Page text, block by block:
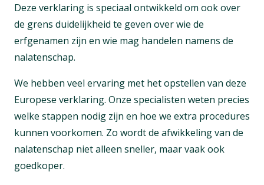
Deze verklaring is speciaal ontwikkeld om ook over
de grens duidelijkheid te geven over wie de
erfgenamen zijn en wie mag handelen namens de
nalatenschap.
We hebben veel ervaring met het opstellen van deze
Europese verklaring. Onze specialisten weten precies
welke stappen nodig zijn en hoe we extra procedures
kunnen voorkomen. Zo wordt de afwikkeling van de
nalatenschap niet alleen sneller, maar vaak ook
goedkoper.